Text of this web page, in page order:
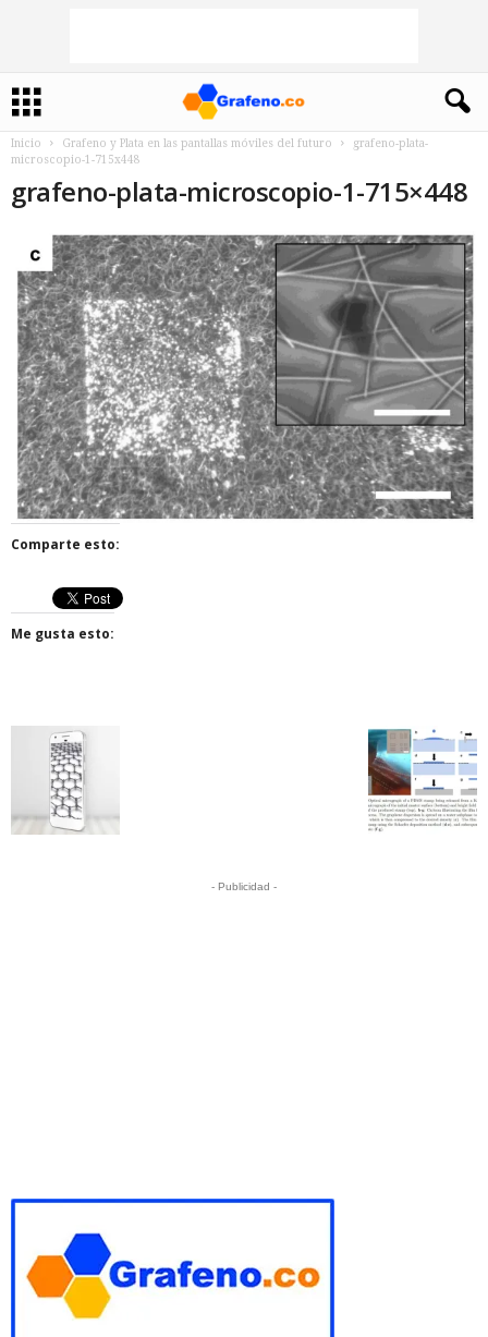
Inicio Grafeno y Plata en las pantallas móviles del futuro
grafeno-plata-
microscopio-1-715x448
grafeno-plata-microscopio-1-715×448
Comparte esto:
Me gusta esto:
- Publicidad -